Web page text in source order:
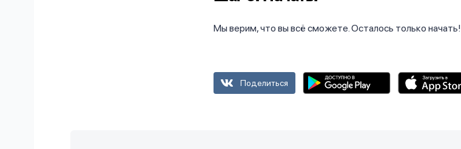
Мы верим, что вы всё сможете. Осталось только начать!
Поделиться